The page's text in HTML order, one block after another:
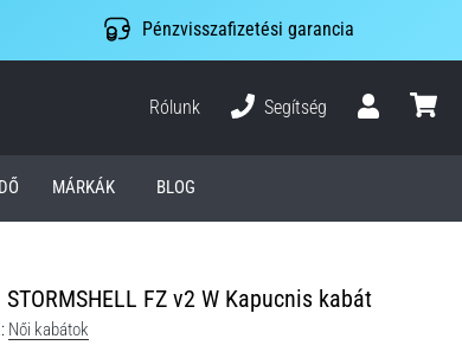
Pénzvisszafizetési garancia
Rólunk
Segítség
MÁRKÁK BLOG
STORMSHELL FZ v2 W Kapucnis kabát
Női kabátok